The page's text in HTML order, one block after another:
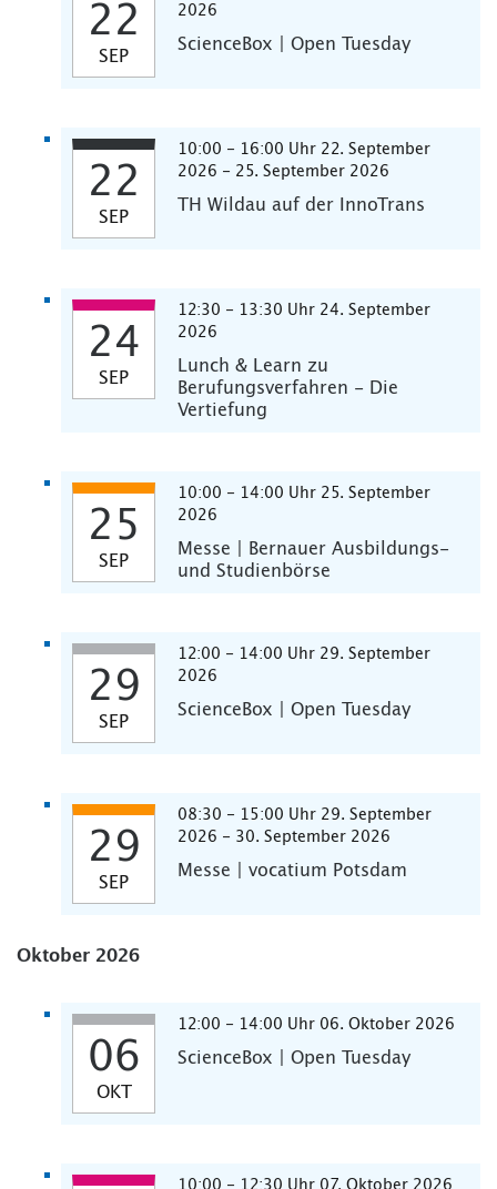
22
SEP
2026
ScienceBox | Open Tuesday
22
SEP
10:00 - 16:00 Uhr 22. September
2026 - 25. September 2026
TH Wildau auf der InnoTrans
24
SEP
12:30 - 13:30 Uhr 24. September
2026
Lunch & Learn zu
Berufungsverfahren - Die
Vertiefung
25
SEP
10:00 - 14:00 Uhr 25. September
2026
Messe | Bernauer Ausbildungs-
und Studienbörse
29
SEP
12:00 - 14:00 Uhr 29. September
2026
ScienceBox | Open Tuesday
29
SEP
08:30 - 15:00 Uhr 29. September
2026 - 30. September 2026
Messe | vocatium Potsdam
Oktober 2026
06
OKT
12:00 - 14:00 Uhr 06. Oktober 2026
ScienceBox | Open Tuesday